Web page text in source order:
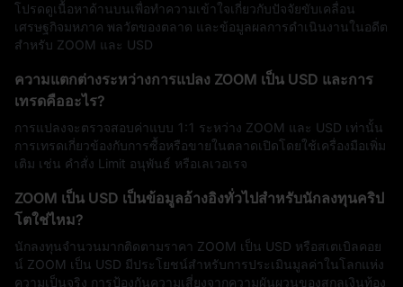
โปรดดูเนื้อหาด้านบนเพื่อทำความเข้าใจเกี่ยวกับปัจจัยขับเคลื่อน
เศรษฐกิจมหภาค พลวัตของตลาด และข้อมูลผลการดำเนินงานในอดีต
สำหรับ ZOOM และ USD
ความแตกต่างระหว่างการแปลง ZOOM เป็น USD และการ
เทรดคืออะไร?
การแปลงจะตรวจสอบค่าแบบ 1:1 ระหว่าง ZOOM และ USD เท่านั้น
การเทรดเกี่ยวข้องกับการซื้อหรือขายในตลาดเปิดโดยใช้เครื่องมือเพิ่ม
เติม เช่น คำสั่ง Limit อนุพันธ์ หรือเลเวอเรจ
ZOOM เป็น USD เป็นข้อมูลอ้างอิงทั่วไปสำหรับนักลงทุนคริป
โตใช่ไหม?
นักลงทุนจำนวนมากติดตามราคา ZOOM เป็น USD หรือสเตเบิลคอย
น์ ZOOM เป็น USD มีประโยชน์สำหรับการประเมินมูลค่าในโลกแห่ง
ความเป็นจริง การป้องกันความเสี่ยงจากความผันผวนของสกุลเงินท้อง